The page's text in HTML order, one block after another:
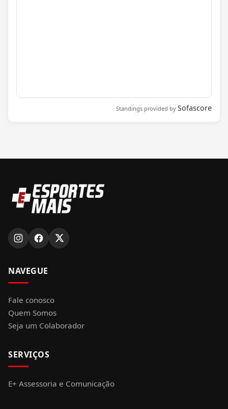
Standings provided by Sofascore
NAVEGUE
Fale conosco
Quem Somos
Seja um Colaborador
SERVIÇOS
E+ Assessoria e Comunicação